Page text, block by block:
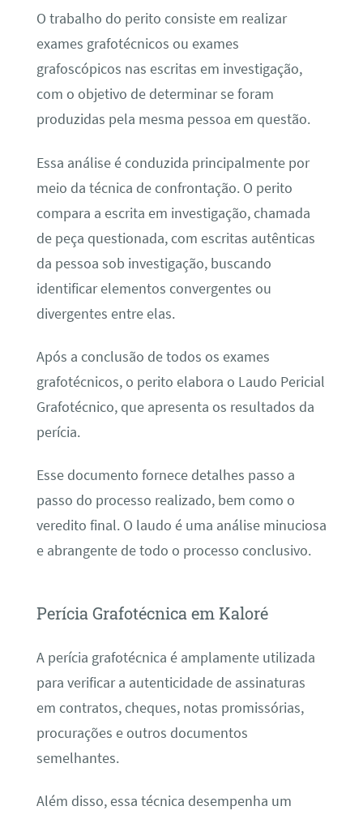
O trabalho do perito consiste em realizar
exames grafotécnicos ou exames
grafoscópicos nas escritas em investigação,
com o objetivo de determinar se foram
produzidas pela mesma pessoa em questão.
Essa análise é conduzida principalmente por
meio da técnica de confrontação. O perito
compara a escrita em investigação, chamada
de peça questionada, com escritas autênticas
da pessoa sob investigação, buscando
identificar elementos convergentes ou
divergentes entre elas.
Após a conclusão de todos os exames
grafotécnicos, o perito elabora o Laudo Pericial
Grafotécnico, que apresenta os resultados da
perícia.
Esse documento fornece detalhes passo a
passo do processo realizado, bem como o
veredito final. O laudo é uma análise minuciosa
e abrangente de todo o processo conclusivo.
Perícia Grafotécnica em Kaloré
A perícia grafotécnica é amplamente utilizada
para verificar a autenticidade de assinaturas
em contratos, cheques, notas promissórias,
procurações e outros documentos
semelhantes.
Além disso, essa técnica desempenha um